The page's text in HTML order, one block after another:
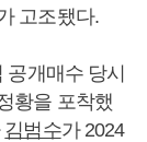
고조됐다.
공개매수 당시
황을 포착했
김범수가 2024